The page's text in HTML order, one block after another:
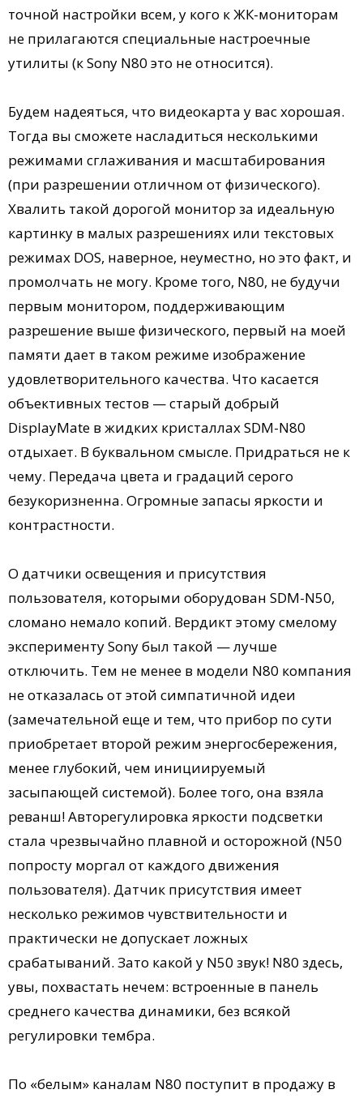
точной настройки всем, у кого к ЖК-мониторам
не прилагаются специальные настроечные
утилиты (к Sony N80 это не относится).
Будем надеяться, что видеокарта у вас хорошая.
Тогда вы сможете насладиться несколькими
режимами сглаживания и масштабирования
(при разрешении отличном от физического).
Хвалить такой дорогой монитор за идеальную
картинку в малых разрешениях или текстовых
режимах DOS, наверное, неуместно, но это факт, и
промолчать не могу. Кроме того, N80, не будучи
первым монитором, поддерживающим
разрешение выше физического, первый на моей
памяти дает в таком режиме изображение
удовлетворительного качества. Что касается
объективных тестов — старый добрый
DisplayMate в жидких кристаллах SDM-N80
отдыхает. В буквальном смысле. Придраться не к
чему. Передача цвета и градаций серого
безукоризненна. Огромные запасы яркости и
контрастности.
О датчики освещения и присутствия
пользователя, которыми оборудован SDM-N50,
сломано немало копий. Вердикт этому смелому
эксперименту Sony был такой — лучше
отключить. Тем не менее в модели N80 компания
не отказалась от этой симпатичной идеи
(замечательной еще и тем, что прибор по сути
приобретает второй режим энергосбережения,
менее глубокий, чем инициируемый
засыпающей системой). Более того, она взяла
реванш! Авторегулировка яркости подсветки
стала чрезвычайно плавной и осторожной (N50
попросту моргал от каждого движения
пользователя). Датчик присутствия имеет
несколько режимов чувствительности и
практически не допускает ложных
срабатываний. Зато какой у N50 звук! N80 здесь,
увы, похвастать нечем: встроенные в панель
среднего качества динамики, без всякой
регулировки тембра.
По «белым» каналам N80 поступит в продажу в